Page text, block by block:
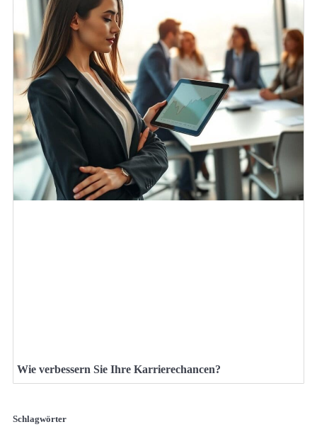
Wie verbessern Sie Ihre Karrierechancen?
Schlagwörter